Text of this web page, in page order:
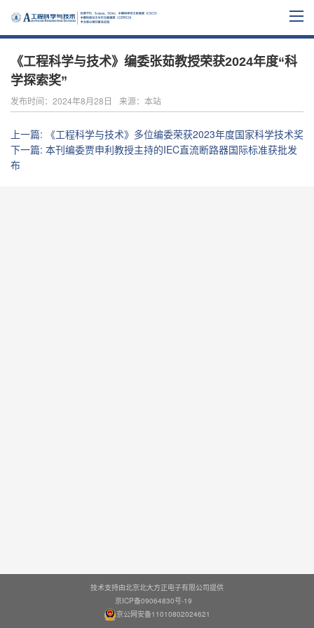
《工程科学与技术》编委张茹教授荣获2024年度“科
学探索奖”
发布时间：2024年8月28日 来源：本站
上一篇: 《工程科学与技术》多位编委荣获2023年度国家科学技术奖
下一篇: 本刊编委贾申利教授主持的IEC直流断路器国际标准获批发
布
技术支持由北京北大方正电子有限公司提供
京ICP备09064830号-19
京公网安备11010802024621